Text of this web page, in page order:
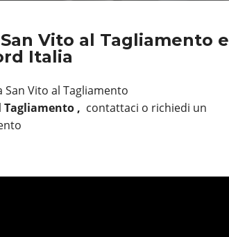
Vito al Tagliamento e
Italia
Vito al Tagliamento
Tagliamento , contattaci o richiedi un